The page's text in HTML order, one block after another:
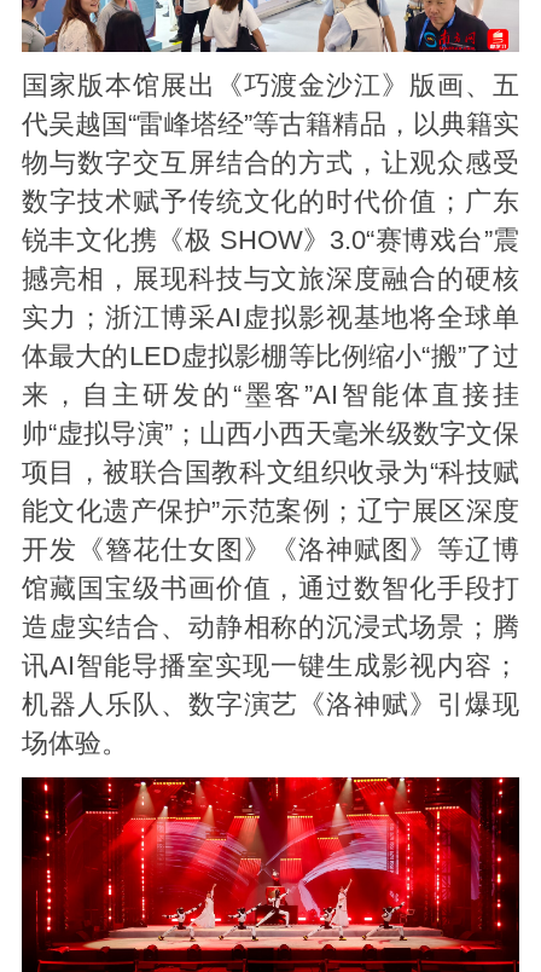
国家版本馆展出《巧渡金沙江》版画、五
代吴越国“雷峰塔经”等古籍精品，以典籍实
物与数字交互屏结合的方式，让观众感受
数字技术赋予传统文化的时代价值；广东
锐丰文化携《极 SHOW》3.0“赛博戏台”震
撼亮相，展现科技与文旅深度融合的硬核
实力；浙江博采AI虚拟影视基地将全球单
体最大的LED虚拟影棚等比例缩小“搬”了过
来，自主研发的“墨客”AI智能体直接挂
帅“虚拟导演”；山西小西天毫米级数字文保
项目，被联合国教科文组织收录为“科技赋
能文化遗产保护”示范案例；辽宁展区深度
开发《簪花仕女图》《洛神赋图》等辽博
馆藏国宝级书画价值，通过数智化手段打
造虚实结合、动静相称的沉浸式场景；腾
讯AI智能导播室实现一键生成影视内容；
机器人乐队、数字演艺《洛神赋》引爆现
场体验。